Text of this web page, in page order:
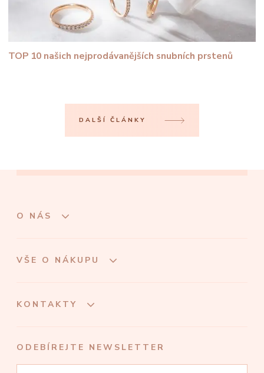
TOP 10 našich nejprodávanějších snubních prstenů
DALŠÍ ČLÁNKY
O NÁS
VŠE O NÁKUPU
KONTAKTY
ODEBÍREJTE NEWSLETTER